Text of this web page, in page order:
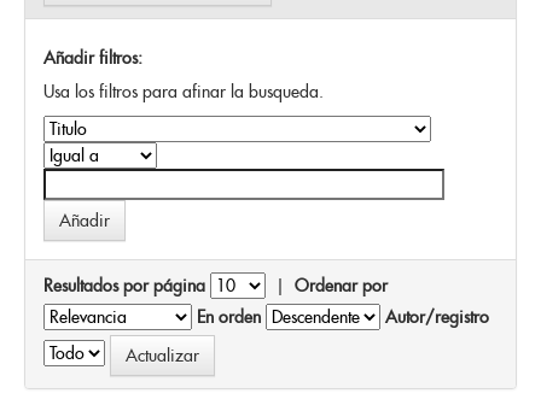
Añadir filtros:
Usa los filtros para afinar la busqueda.
Resultados por página | Ordenar por
En orden
Autor/registro